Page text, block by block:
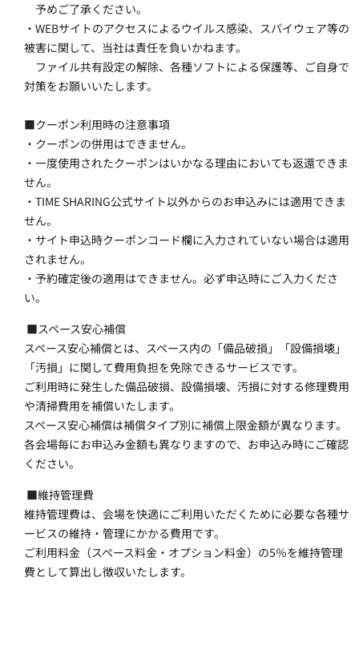
予めご了承ください。
・WEBサイトのアクセスによるウイルス感染、スパイウェア等の
被害に関して、当社は責任を負いかねます。
ファイル共有設定の解除、各種ソフトによる保護等、ご自身で
対策をお願いいたします。
■クーポン利用時の注意事項
・クーポンの併用はできません。
・一度使用されたクーポンはいかなる理由においても返還できま
せん。
・TIME SHARING公式サイト以外からのお申込みには適用できま
せん。
・サイト申込時クーポンコード欄に入力されていない場合は適用
されません。
・予約確定後の適用はできません。必ず申込時にご入力くださ
い。
■スペース安心補償
スペース安心補償とは、スペース内の「備品破損」「設備損壊」
「汚損」に関して費用負担を免除できるサービスです。
ご利用時に発生した備品破損、設備損壊、汚損に対する修理費用
や清掃費用を補償いたします。
スペース安心補償は補償タイプ別に補償上限金額が異なります。
各会場毎にお申込み金額も異なりますので、お申込み時にご確認
ください。
■維持管理費
維持管理費は、会場を快適にご利用いただくために必要な各種サ
ービスの維持・管理にかかる費用です。
ご利用料金（スペース料金・オプション料金）の5％を維持管理
費として算出し徴収いたします。